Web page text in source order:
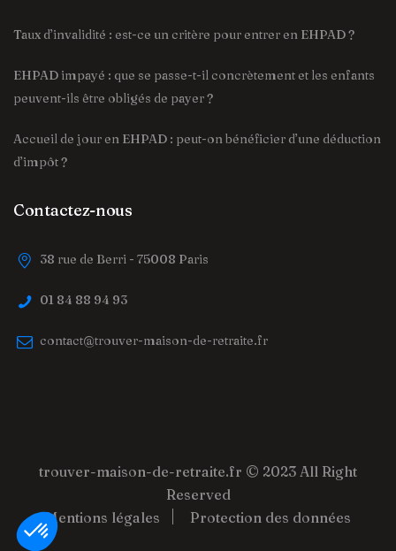
Taux d’invalidité : est-ce un critère pour entrer en EHPAD ?
EHPAD impayé : que se passe-t-il concrètement et les enfants
peuvent-ils être obligés de payer ?
Accueil de jour en EHPAD : peut-on bénéficier d’une déduction
d’impôt ?
Contactez-nous
38 rue de Berri - 75008 Paris
01 84 88 94 93
contact@trouver-maison-de-retraite.fr
trouver-maison-de-retraite.fr © 2023 All Right
Reserved
Mentions légales
Protection des données